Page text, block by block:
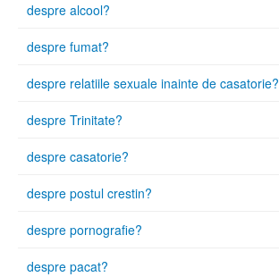
despre alcool?
despre fumat?
despre relatiile sexuale inainte de casatorie?
despre Trinitate?
despre casatorie?
despre postul crestin?
despre pornografie?
despre pacat?